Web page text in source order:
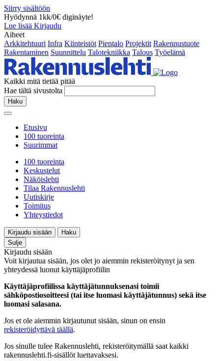
Siirry sisältöön
Hyödynnä 1kk/0€ diginäyte!
Lue lisää Kirjaudu
Aiheet
Arkkitehtuuri Infra Kiinteistöt Pientalo Projektit Rakennustuote
Rakentaminen Suunnittelu Talotekniikka Talous Työelämä
Kaikki mitä tietää pitää
Hae tältä sivustolta
Haku
Etusivu
100 tuoreinta
Suurimmat
100 tuoreinta
Keskustelut
Näköislehti
Tilaa Rakennuslehti
Uutiskirje
Toimitus
Yhteystiedot
Kirjaudu sisään
Haku
Sulje
Kirjaudu sisään
Voit kirjautua sisään, jos olet jo aiemmin rekisteröitynyt ja sen
yhteydessä luonut käyttäjäprofiilin
Käyttäjäprofiilissa käyttäjätunnuksenasi toimii
sähköpostiosoitteesi (tai itse luomasi käyttäjätunnus) sekä itse
luomasi salasana.
Jos et ole aiemmin kirjautunut sisään, sinun on ensin
rekisteröidyttävä täällä.
Jos sinulle tulee Rakennuslehti, rekisteröitymällä saat kaikki
rakennuslehti.fi-sisällöt luettavaksesi.